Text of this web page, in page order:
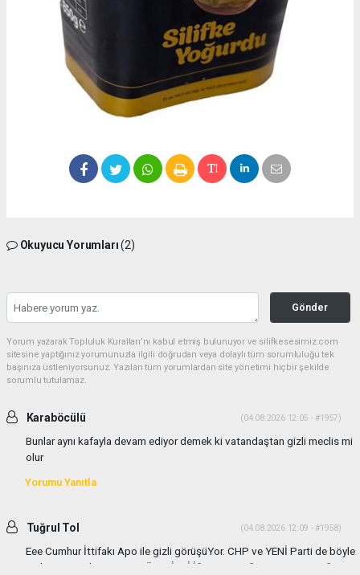
Okuyucu Yorumları(2)
Gönder
Yorum yazarak Topluluk Kuralları’nı kabul etmiş bulunuyor ve silifkesesimiz.com
sitesine yaptığınız yorumunuzla ilgili doğrudan veya dolaylı tüm sorumluluğu tek
başınıza üstleniyorsunuz. Yazılan tüm yorumlardan site yönetimi hiçbir şekilde
sorumlu tutulamaz.
Karaböcülü (04.08.2026 12:05 - #1957)
Bunlar aynı kafayla devam ediyor demek ki vatandaştan gizli meclis mi
olur
Yorumu Yanıtla
Tuğrul Tol (04.08.2026 12:09 - #1958)
Eee Cumhur İttifakı Apo ile gizli görüşüYor. CHP ve YENİ Parti de böyle
gizli görüşmeler yapıyor TÜM GİZLİ İŞLERE KARŞIYIM VATANDAŞIN